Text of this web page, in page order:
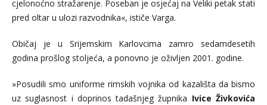
cjelonoćno stražarenje. Poseban je osjećaj na Veliki petak stati
pred oltar u ulozi razvodnika«, ističe Varga.
Običaj je u Srijemskim Karlovcima zamro sedamdesetih
godina prošlog stoljeća, a ponovno je oživljen 2001. godine.
»Posudili smo uniforme rimskih vojnika od kazališta da bismo
uz suglasnost i doprinos tadašnjeg župnika Ivice Živkovića